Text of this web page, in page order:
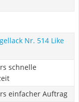
Nr. 514 Like
schnelle
einfacher Auftrag